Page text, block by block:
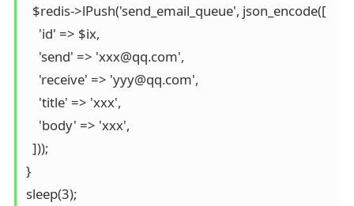
  $redis->lPush('send_email_queue', json_encode([
    'id' => $ix,
    'send' => 'xxx@qq.com',
    'receive' => 'yyy@qq.com',
    'title' => 'xxx',
    'body' => 'xxx',
  ]));
}
sleep(3);